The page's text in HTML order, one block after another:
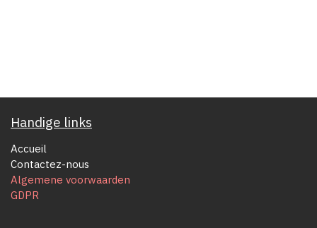
Handige links
Accueil
Contactez-nous
Algemene voorwaarden
GDPR